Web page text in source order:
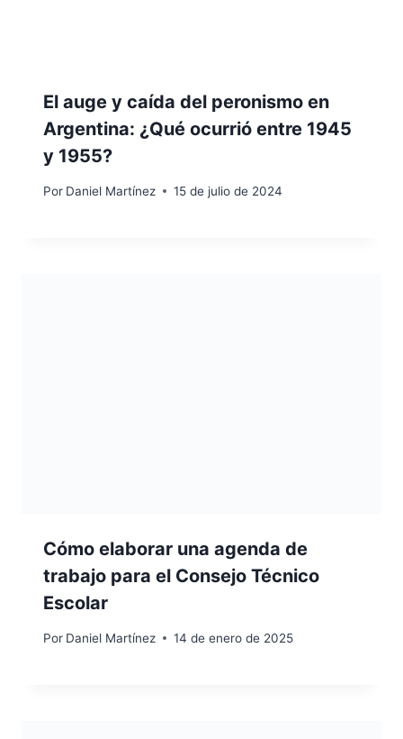
El auge y caída del peronismo en
Argentina: ¿Qué ocurrió entre 1945
y 1955?
Por Daniel Martínez 15 de julio de 2024
Cómo elaborar una agenda de
trabajo para el Consejo Técnico
Escolar
Por Daniel Martínez 14 de enero de 2025